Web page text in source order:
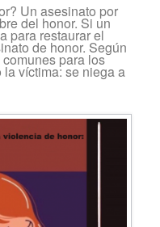
Un asesinato por
del honor. Si un
para restaurar el
de honor. Según
para los
víctima: se niega a